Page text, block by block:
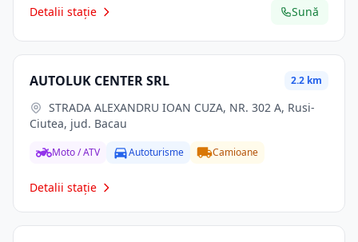
Detalii stație Sună
AUTOLUK CENTER SRL 2.2 km
Ciutea, jud. Bacau
Moto / ATV Autoturisme Camioane
Detalii stație